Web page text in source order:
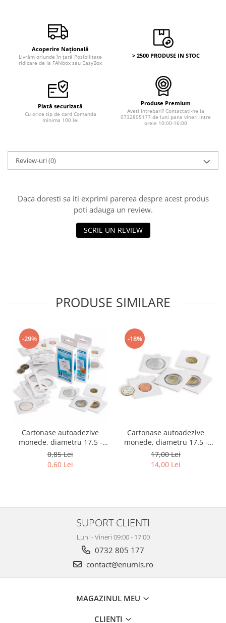
Acoperire Națională
Livrăm oriunde în țară Posibilitate
ridicare de la FANbox sau EasyBox
> 2500 PRODUSE IN STOC
Plată securizată
Cu orice tip de card Comanda
minima 100 lei
Produse Premium
Aveti intrebari? Contactati-ne la
0732805177 de luni pana vineri intre
orele 10:00-16:00
Review-uri(0)
Daca doresti sa iti exprimi parerea despre acest produs
poti adauga un review.
SCRIE UN REVIEW
PRODUSE SIMILARE
-29%
Cartonase autoadezive
monede, diametru 17.5 -
39.5 mm, la bucata
0,85 Lei
0,60 Lei
-18%
Cartonase autoadezive
monede, diametru 17.5 -
39.5 mm, la set 25 buc
17,00 Lei
14,00 Lei
SUPORT CLIENTI
Luni - Vineri 09:00 - 17:00
0732 805 177
contact@enumis.ro
MAGAZINUL MEU
CLIENTI